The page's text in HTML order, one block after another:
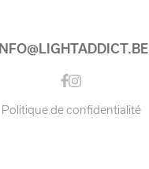
INFO@LIGHTADDICT.BE
Politique de confidentialité